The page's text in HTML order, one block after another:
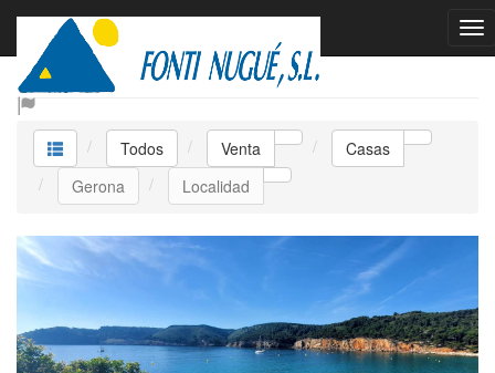
Venta Casas
Todos Venta
Casas
Gerona
Localidad